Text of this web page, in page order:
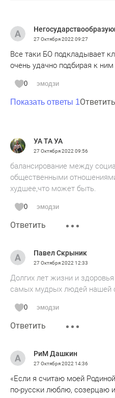
27 Октября 2022 09:27
Все таки БО подкладывает
очень удачно подбирая к
0 эмодзи
Показать ответы 1Ответить
УА ТА УА
27 Октября 2022 09:56
балансирование между
общественными
худшее,что может быть.
0 эмодзи
Ответить
Павел Скрыник
27 Октября 2022 12:33
Долгих лет жизни и
самых мудрых людей нашей
0 эмодзи
Ответить
РиМ Дашкин
27 Октября 2022 14:36
«Если я считаю моей
по-русски люблю, созерцаю